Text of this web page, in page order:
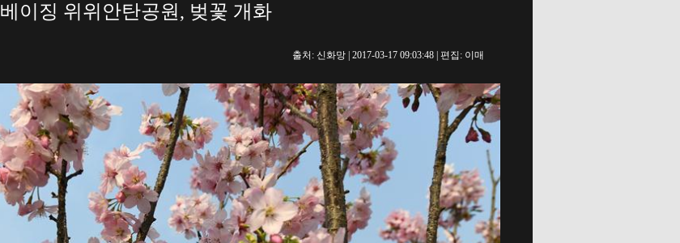
베이징 위위안탄공원, 벚꽃 개화
출처: 신화망 | 2017-03-17 09:03:48 | 편집: 이매